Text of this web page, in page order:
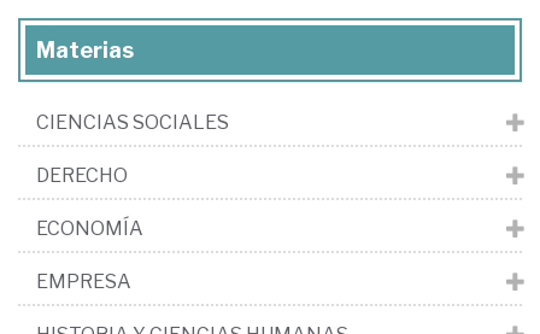
Materias
CIENCIAS SOCIALES
DERECHO
ECONOMÍA
EMPRESA